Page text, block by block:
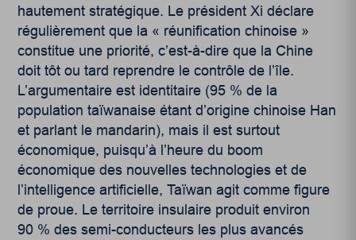
hautement stratégique. Le président Xi déclare
régulièrement que la « réunification chinoise »
constitue une priorité, c’est-à-dire que la Chine
doit tôt ou tard reprendre le contrôle de l’île.
L’argumentaire est identitaire (95 % de la
population taïwanaise étant d’origine chinoise Han
et parlant le mandarin), mais il est surtout
économique, puisqu’à l’heure du boom
économique des nouvelles technologies et de
l’intelligence artificielle, Taïwan agit comme figure
de proue. Le territoire insulaire produit environ
90 % des semi-conducteurs les plus avancés